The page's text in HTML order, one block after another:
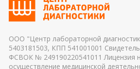
причиной погрешности в
ООО "Центр лабораторной
5403181503, КПП 541001001
ФСВОК № 249190220541011 Лицензия
осуществление медицинской